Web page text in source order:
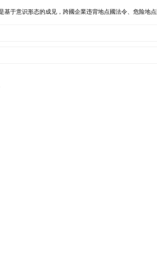
于意识形态的成见，跨國企業违背地点國法令、危险地